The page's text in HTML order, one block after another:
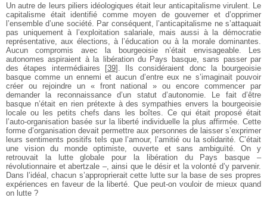
Un autre de leurs piliers idéologiques était leur anticapitalisme virulent. Le
capitalisme était identifié comme moyen de gouverner et d’opprimer
l’ensemble d’une société. Par conséquent, l’anticapitalisme ne s’attaquait
pas uniquement à l’exploitation salariale, mais aussi à la démocratie
représentative, aux élections, à l’éducation ou à la morale dominantes.
Aucun compromis avec la bourgeoisie n’était envisageable. Les
autonomes aspiraient à la libération du Pays basque, sans passer par
des étapes intermédiaires [39] . Ils considéraient donc la bourgeoisie
basque comme un ennemi et aucun d’entre eux ne s’imaginait pouvoir
créer ou rejoindre un « front national » ou encore commencer par
demander la reconnaissance d’un statut d’autonomie. Le fait d’être
basque n’était en rien prétexte à des sympathies envers la bourgeoisie
locale ou les petits chefs dans les boîtes. Ce qui était proposé était
l’auto-organisation basée sur la liberté individuelle la plus affirmée. Cette
forme d’organisation devait permettre aux personnes de laisser s’exprimer
leurs sentiments positifs tels que l’amour, l’amitié ou la solidarité. C’était
une vision du monde optimiste, ouverte et sans ambiguïté. On y
retrouvait la lutte globale pour la libération du Pays basque –
révolutionnaire et abertzale –, ainsi que le désir et la volonté d’y parvenir.
Dans l’idéal, chacun s’approprierait cette lutte sur la base de ses propres
expériences en faveur de la liberté. Que peut-on vouloir de mieux quand
on lutte ?